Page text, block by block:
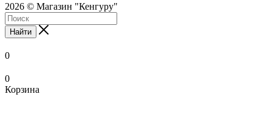
2026 © Магазин "Кенгуру"
Найти
0
0
Корзина